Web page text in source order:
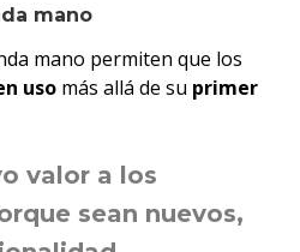
mano
mano permiten que los
usomás allá de su primer
valora los
sean nuevos,